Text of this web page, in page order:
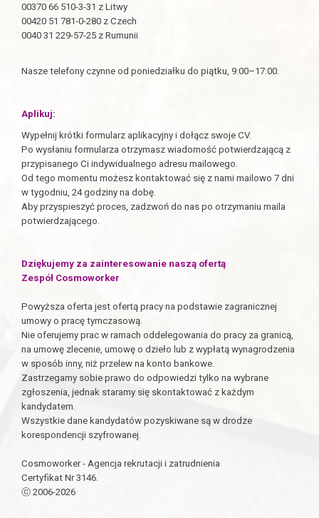
00370 66 510-3-31 z Litwy
00420 51 781-0-280 z Czech
0040 31 229-57-25 z Rumunii
Nasze telefony czynne od poniedziałku do piątku, 9:00–17:00.
Aplikuj:
Wypełnij krótki formularz aplikacyjny i dołącz swoje CV.
Po wysłaniu formularza otrzymasz wiadomość potwierdzającą z
przypisanego Ci indywidualnego adresu mailowego.
Od tego momentu możesz kontaktować się z nami mailowo 7 dni
w tygodniu, 24 godziny na dobę.
Aby przyspieszyć proces, zadzwoń do nas po otrzymaniu maila
potwierdzającego.
Dziękujemy za zainteresowanie naszą ofertą
Zespół Cosmoworker
Powyższa oferta jest ofertą pracy na podstawie zagranicznej
umowy o pracę tymczasową.
Nie oferujemy prac w ramach oddelegowania do pracy za granicą,
na umowę zlecenie, umowę o dzieło lub z wypłatą wynagrodzenia
w sposób inny, niż przelew na konto bankowe.
Zastrzegamy sobie prawo do odpowiedzi tylko na wybrane
zgłoszenia, jednak staramy się skontaktować z każdym
kandydatem.
Wszystkie dane kandydatów pozyskiwane są w drodze
korespondencji szyfrowanej.
Cosmoworker - Agencja rekrutacji i zatrudnienia
Certyfikat Nr 3146.
ⓒ 2006-2026